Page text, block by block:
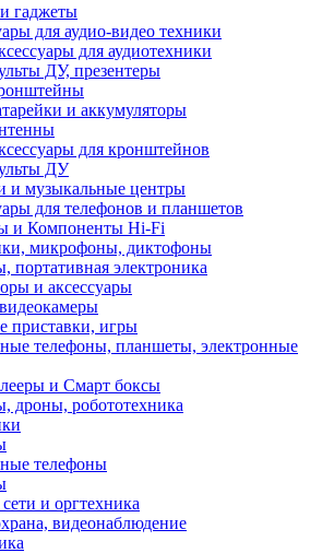
гаджеты
для аудио-видео техники
для аудиотехники
ДУ, презентеры
и аккумуляторы
для кронштейнов
ДУ
и музыкальные центры
для телефонов и планшетов
и Компоненты Hi-Fi
микрофоны, диктофоны
портативная электроника
и аксессуары
приставки, игры
телефоны, планшеты, электронные
и Смарт боксы
дроны, робототехника
телефоны
и оргтехника
видеонаблюдение